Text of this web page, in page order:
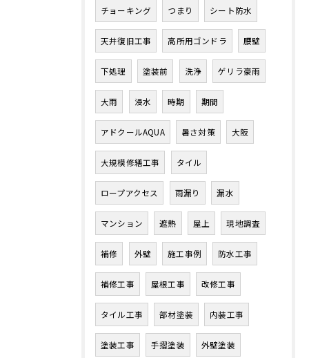
チョーキング つまり シート防水
天井復旧工事 高所用ゴンドラ 腰壁
下処理 塗装前 洗浄 ゲリラ豪雨
大雨 浸水 時期 期間
アドクールAQUA 暑さ対策 大阪
大規模修繕工事 タイル
ロープアクセス 雨漏り 漏水
マンション 遮熱 屋上 現地調査
補修 外壁 施工事例 防水工事
補修工事 屋根工事 改修工事
タイル工事 部材塗装 内装工事
塗装工事 手摺塗装 外壁塗装